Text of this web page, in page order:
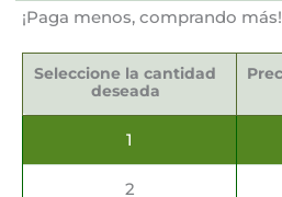
¡Paga menos, comprando más!
Seleccione la cantidad
deseada
1
2
Decorativos